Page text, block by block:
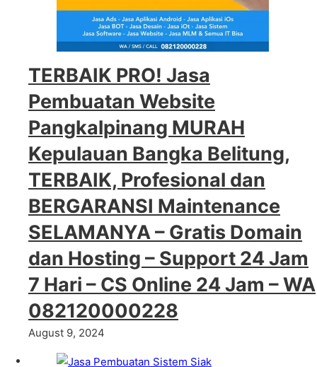
TERBAIK PRO! Jasa
Pembuatan Website
Pangkalpinang MURAH
Kepulauan Bangka Belitung,
TERBAIK, Profesional dan
BERGARANSI Maintenance
SELAMANYA – Gratis Domain
dan Hosting – Support 24 Jam
7 Hari – CS Online 24 Jam – WA
082120000228
August 9, 2024